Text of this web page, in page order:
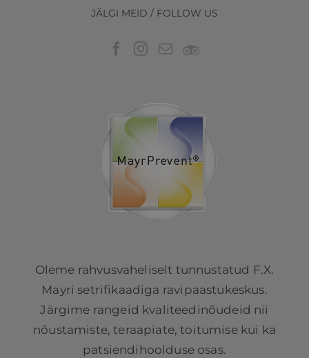
JÄLGI MEID / FOLLOW US
Oleme rahvusvaheliselt tunnustatud F.X.
Mayri setrifikaadiga ravipaastukeskus.
Järgime rangeid kvaliteedinõudeid nii
nõustamiste, teraapiate, toitumise kui ka
patsiendihoolduse osas.